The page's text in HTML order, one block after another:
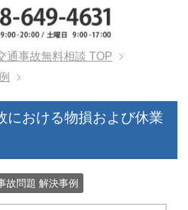
通事故無料相談 TOP
における物損および休業
故問題 解決事例